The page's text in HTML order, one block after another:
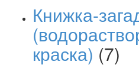
Книжка-
краска) (7)